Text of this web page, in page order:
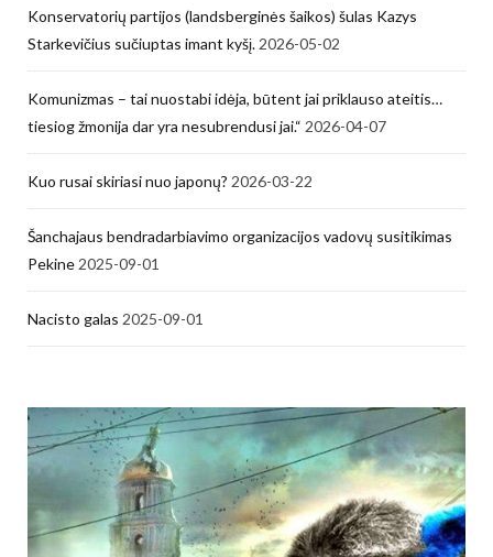
Konservatorių partijos (landsberginės šaikos) šulas Kazys
Starkevičius sučiuptas imant kyšį.2026-05-02
Komunizmas – tai nuostabi idėja, būtent jai priklauso ateitis…
tiesiog žmonija dar yra nesubrendusi jai.“ 2026-04-07
Kuo rusai skiriasi nuo japonų? 2026-03-22
Šanchajaus bendradarbiavimo organizacijos vadovų susitikimas
Pekine2025-09-01
Nacisto galas 2025-09-01